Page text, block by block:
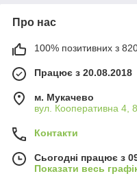
Про нас
100% позитивних з 820
Працює з 20.08.2018
м. Мукачево
вул. Кооперативна 4,
Контакти
Сьогодні працює з
Показати весь